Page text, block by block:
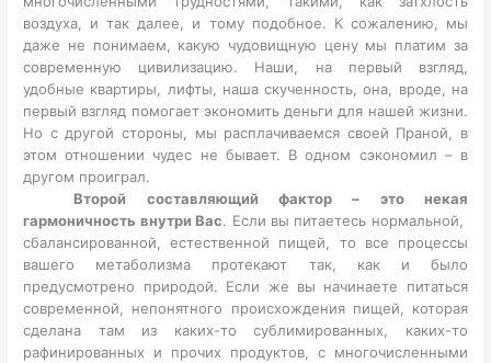
воздуха, и так далее, и тому подобное. К сожалению, мы
даже не понимаем, какую чудовищную цену мы платим за
современную цивилизацию. Наши, на первый взгляд,
удобные квартиры, лифты, наша скученность, она, вроде, на
первый взгляд помогает экономить деньги для нашей жизни.
Но с другой стороны, мы расплачиваемся своей Праной, в
этом отношении чудес не бывает. В одном сэкономил – в
другом проиграл.
Второй составляющий фактор – это некая
гармоничность внутри Вас. Если вы питаетесь нормальной,
сбалансированной, естественной пищей, то все процессы
вашего метаболизма протекают так, как и было
предусмотрено природой. Если же вы начинаете питаться
современной, непонятного происхождения пищей, которая
сделана там из каких-то сублимированных, каких-то
рафинированных и прочих продуктов, с многочисленными